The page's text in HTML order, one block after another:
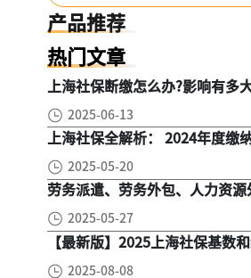
产品推荐
热门文章
上海社保断缴怎么办?影响有多
2025-06-13
上海社保全解析： 2024年度缴
2025-05-20
劳务派遣、劳务外包、人力资源
2025-05-27
【最新版】2025上海社保基数
2025-08-08